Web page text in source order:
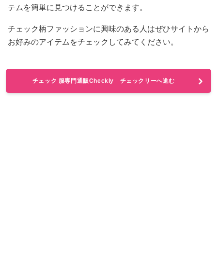
テムを簡単に見つけることができます。
チェック柄ファッションに興味のある人はぜひサイトから
お好みのアイテムをチェックしてみてください。
チェック 服専門通販Checkly チェックリーへ進む